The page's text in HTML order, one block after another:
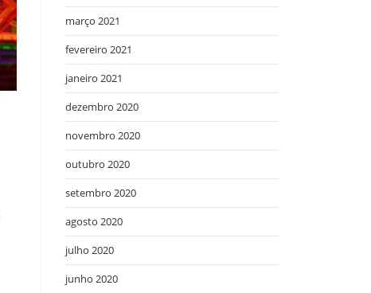
março 2021
fevereiro 2021
janeiro 2021
dezembro 2020
novembro 2020
outubro 2020
setembro 2020
agosto 2020
julho 2020
junho 2020